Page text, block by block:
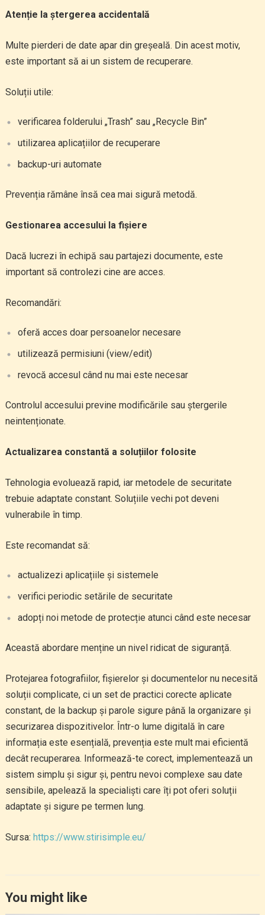
Atenție la ștergerea accidentală
Multe pierderi de date apar din greșeală. Din acest motiv,
este important să ai un sistem de recuperare.
Soluții utile:
verificarea folderului „Trash” sau „Recycle Bin”
utilizarea aplicațiilor de recuperare
backup-uri automate
Prevenția rămâne însă cea mai sigură metodă.
Gestionarea accesului la fișiere
Dacă lucrezi în echipă sau partajezi documente, este
important să controlezi cine are acces.
Recomandări:
oferă acces doar persoanelor necesare
utilizează permisiuni (view/edit)
revocă accesul când nu mai este necesar
Controlul accesului previne modificările sau ștergerile
neintenționate.
Actualizarea constantă a soluțiilor folosite
Tehnologia evoluează rapid, iar metodele de securitate
trebuie adaptate constant. Soluțiile vechi pot deveni
vulnerabile în timp.
Este recomandat să:
actualizezi aplicațiile și sistemele
verifici periodic setările de securitate
adopți noi metode de protecție atunci când este necesar
Această abordare menține un nivel ridicat de siguranță.
Protejarea fotografiilor, fișierelor și documentelor nu necesită
soluții complicate, ci un set de practici corecte aplicate
constant, de la backup și parole sigure până la organizare și
securizarea dispozitivelor. Într-o lume digitală în care
informația este esențială, prevenția este mult mai eficientă
decât recuperarea. Informează-te corect, implementează un
sistem simplu și sigur și, pentru nevoi complexe sau date
sensibile, apelează la specialiști care îți pot oferi soluții
adaptate și sigure pe termen lung.
Sursa: https://www.stirisimple.eu/
You might like